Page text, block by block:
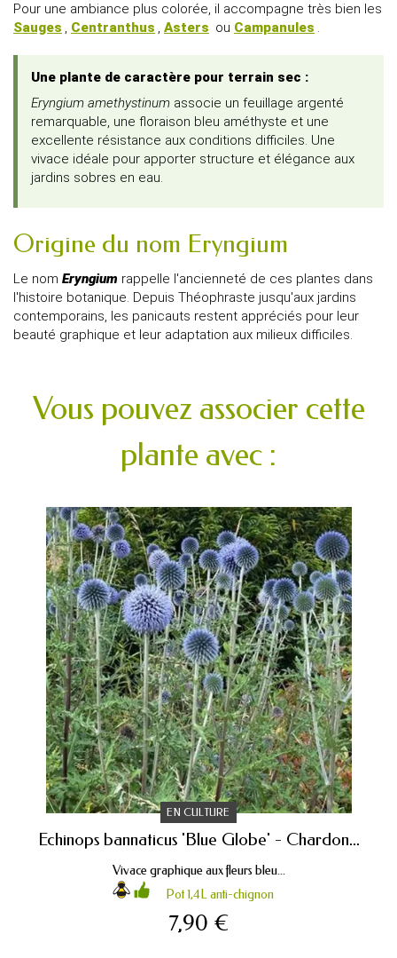
Pour une ambiance plus colorée, il accompagne très bien les
Sauges , Centranthus , Asters ou Campanules .
Une plante de caractère pour terrain sec :
Eryngium amethystinum associe un feuillage argenté
remarquable, une floraison bleu améthyste et une
excellente résistance aux conditions difficiles. Une
vivace idéale pour apporter structure et élégance aux
jardins sobres en eau.
Origine du nom Eryngium
Le nom Eryngium rappelle l'ancienneté de ces plantes dans
l'histoire botanique. Depuis Théophraste jusqu'aux jardins
contemporains, les panicauts restent appréciés pour leur
beauté graphique et leur adaptation aux milieux difficiles.
Vous pouvez associer cette
plante avec :
EN CULTURE
Echinops bannaticus 'Blue Globe' - Chardon...
Vivace graphique aux fleurs bleu...
Pot 1,4L anti-chignon
7,90 €